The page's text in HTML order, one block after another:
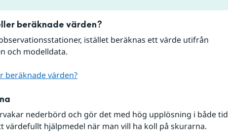
beräknade värden?
istället beräknas ett värde utifrån
och modelldata.
beräknade värden?
nederbörd och gör det med hög upplösning i både tid
värdefullt hjälpmedel när man vill ha koll på skurarna.